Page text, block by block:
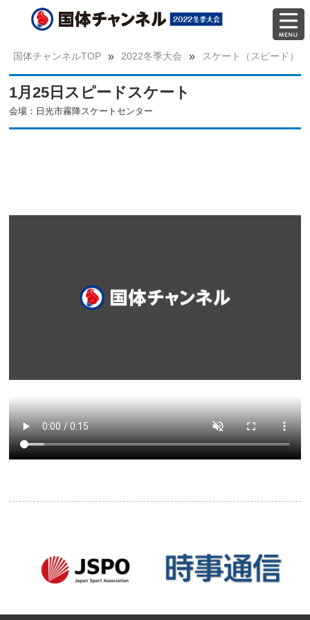
国体チャンネルTOP » 2022冬季大会 » スケート（スピード）
1月25日スピードスケート
会場：日光市霧降スケートセンター